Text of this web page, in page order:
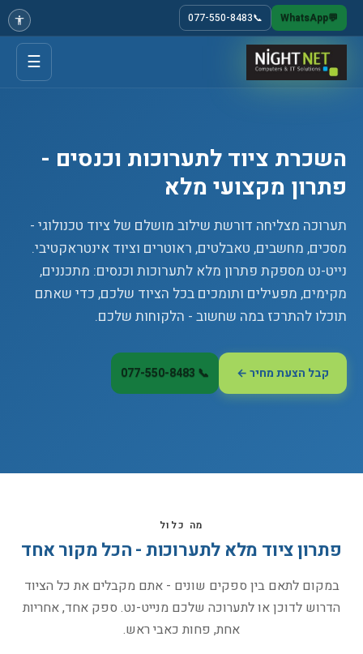
💬
WhatsApp
📞
077-550-8483
☰
השכרת ציוד לתערוכות וכנסים -
פתרון מקצועי מלא
תערוכה מצליחה דורשת שילוב מושלם של ציוד טכנולוגי -
מסכים, מחשבים, טאבלטים, ראוטרים וציוד אינטראקטיבי.
נייט-נט מספקת פתרון מלא לתערוכות וכנסים: מתכננים,
מקימים, מפעילים ותומכים בכל הציוד שלכם, כדי שאתם
תוכלו להתרכז במה שחשוב - הלקוחות שלכם.
קבל הצעת מחיר ← 📞 077-550-8483
מה כלול
פתרון ציוד מלא לתערוכות - הכל מקור אחד
במקום לתאם בין ספקים שונים - אתם מקבלים את כל הציוד
הדרוש לדוכן או לתערוכה שלכם מנייט-נט. ספק אחד, אחריות
אחת, פחות כאבי ראש.